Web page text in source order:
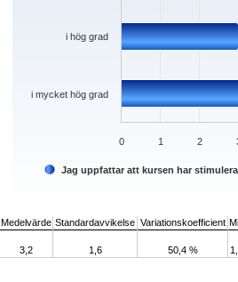
Jag uppfattar att kursen har
i mycket hög grad
i hög grad
0 1 2
Medelvärde Standardavvikelse Variationskoefficient
3,2 1,6 50,4 %